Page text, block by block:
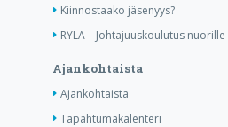
Kiinnostaako jäsenyys?
RYLA – Johtajuuskoulutus nuorille
Ajankohtaista
Ajankohtaista
Tapahtumakalenteri